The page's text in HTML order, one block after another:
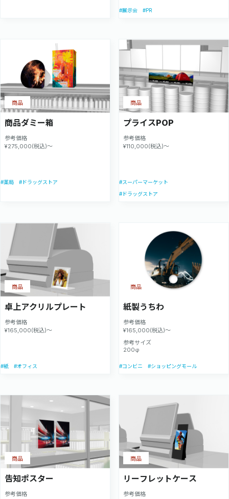
#展示会 #PR
商品ダミー箱
参考価格
¥275,000(税込)～
商品
#薬局 #ドラッグストア
プライスPOP
参考価格
¥110,000(税込)～
商品
#スーパーマーケット
#ドラッグストア
卓上アクリルプレート
参考価格
¥165,000(税込)～
商品
#紙 #オフィス
紙製うちわ
参考価格
¥165,000(税込)～
参考サイズ
200φ
商品
#コンビニ #ショッピングモール
告知ポスター
参考価格
商品
リーフレットケース
参考価格
商品